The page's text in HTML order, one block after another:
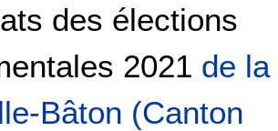
des élections
2021 de la
Bâton (Canton